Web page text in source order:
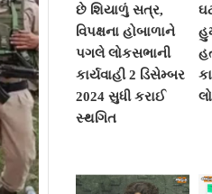
છે શિયાળું સત્ર,
વિપક્ષના હોબાળાને
પગલે લોકસભાની
કાર્યવાહી 2 ડિસેમ્બર
2024 સુધી કરાઈ
સ્થગિત